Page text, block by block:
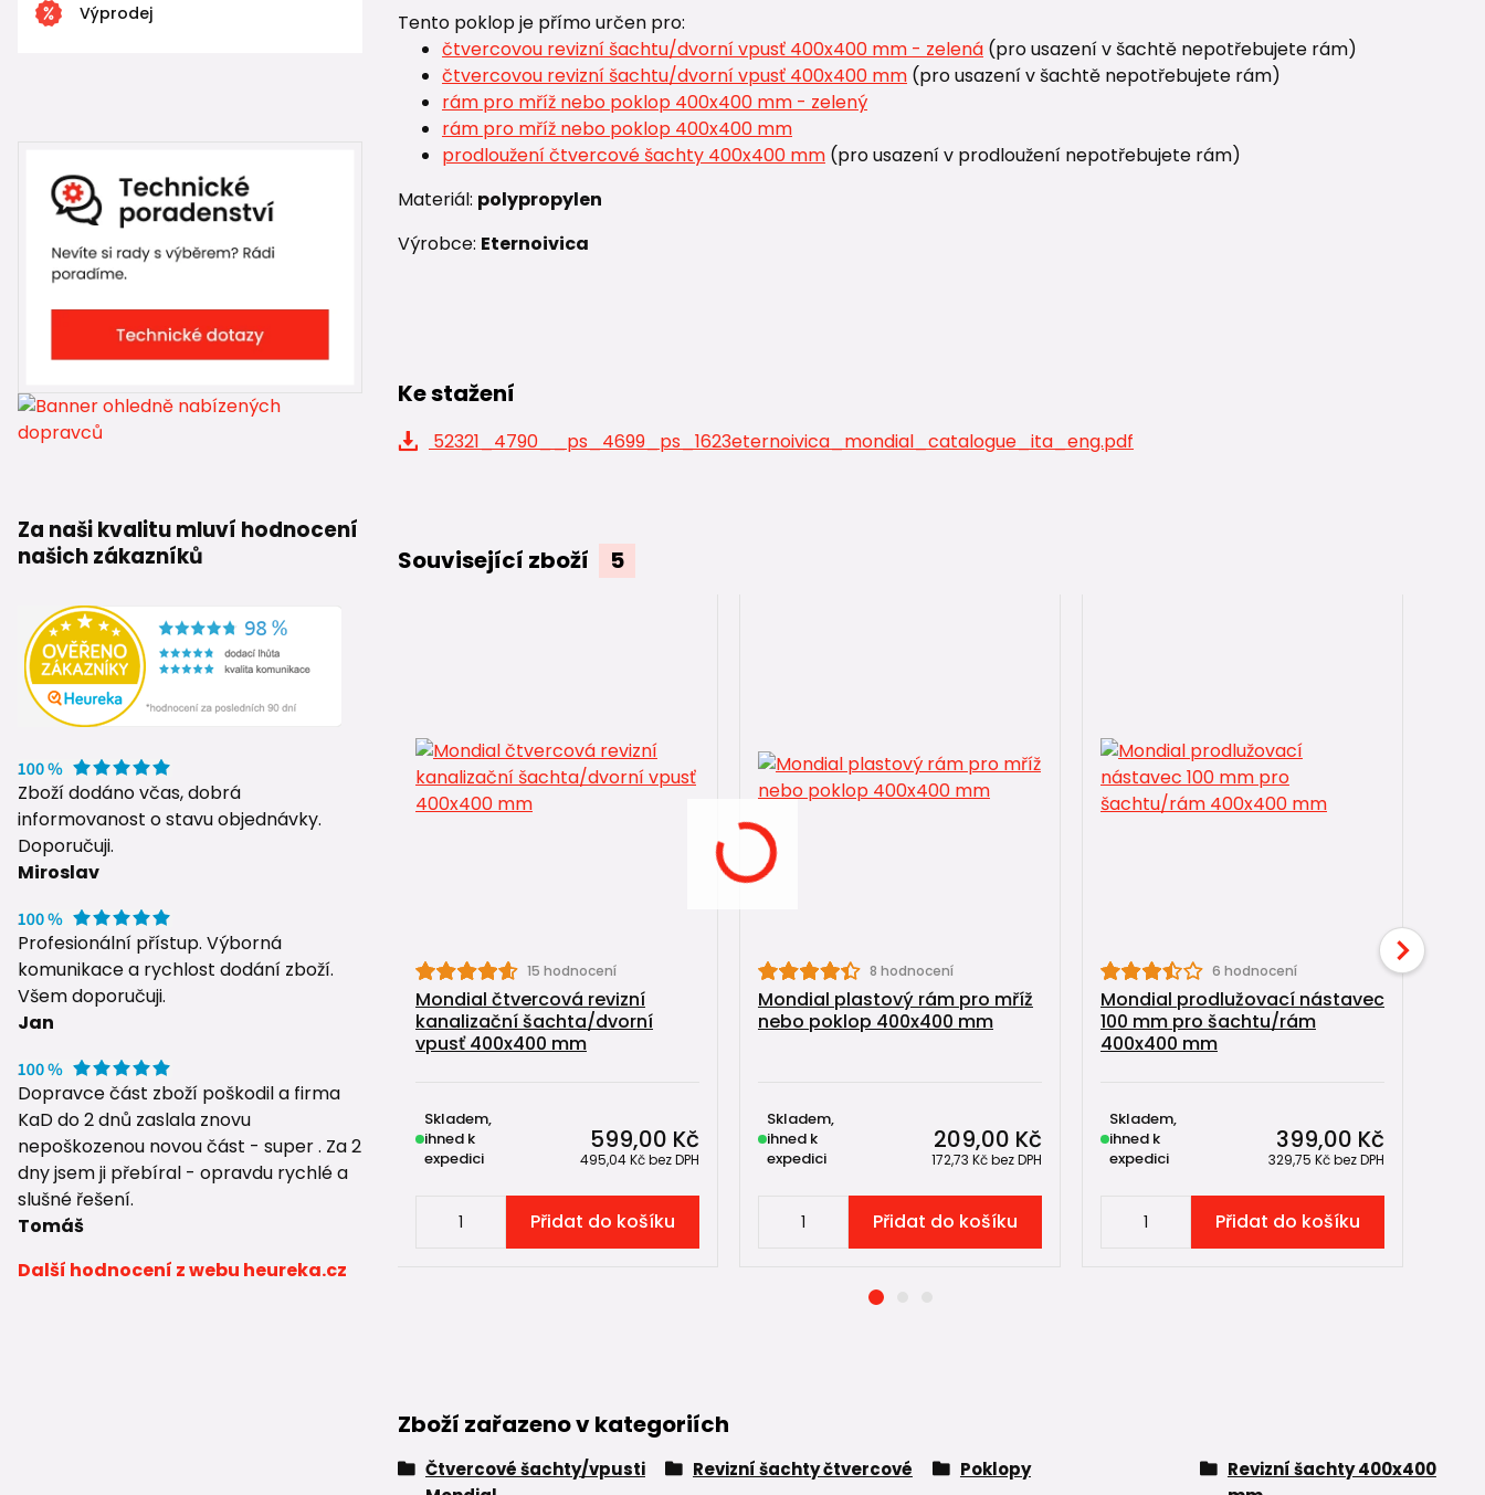
Výprodej
Za naši kvalitu mluví hodnocení
našich zákazníků
Zboží dodáno včas, dobrá
informovanost o stavu objednávky.
Doporučuji.
Miroslav
Profesionální přístup. Výborná
komunikace a rychlost dodání zboží.
Všem doporučuji.
Jan
Dopravce část zboží poškodil a firma
KaD do 2 dnů zaslala znovu
nepoškozenou novou část - super . Za 2
dny jsem ji přebíral - opravdu rychlé a
slušné řešení.
Tomáš
Další hodnocení z webu heureka.cz
Tento poklop je přímo určen pro:
čtvercovou revizní šachtu/dvorní vpusť 400x400 mm - zelená(pro usazení v šachtě nepotřebujete rám)
čtvercovou revizní šachtu/dvorní vpusť 400x400 mm(pro usazení v šachtě nepotřebujete rám)
rám pro mříž nebo poklop 400x400 mm - zelený
rám pro mříž nebo poklop 400x400 mm
prodloužení čtvercové šachty 400x400 mm(pro usazení v prodloužení nepotřebujete rám)
Materiál: polypropylen
Výrobce: Eternoivica
Ke stažení
52321_4790__ps_4699_ps_1623eternoivica_mondial_catalogue_ita_eng.pdf
Související zboží 5
15 hodnocení
Mondial čtvercová revizní
kanalizační šachta/dvorní
vpusť 400x400 mm
599,00 Kč
495,04 Kčbez DPH
Skladem,
ihned k
expedici
Přidat do košíku
8 hodnocení
Mondial plastový rám pro mříž
nebo poklop 400x400 mm
209,00 Kč
172,73 Kčbez DPH
Skladem,
ihned k
expedici
Přidat do košíku
6 hodnocení
Mondial prodlužovací nástavec
100 mm pro šachtu/rám
400x400 mm
399,00 Kč
329,75 Kčbez DPH
Skladem,
ihned k
expedici
Přidat do košíku
Zboží zařazeno v kategoriích
Čtvercové šachty/vpusti
Revizní šachty čtvercové Poklopy
Revizní šachty 400x400